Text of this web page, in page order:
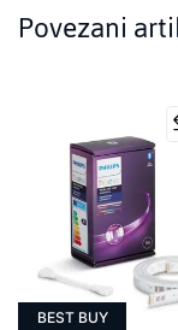
Povezani
BEST BUY